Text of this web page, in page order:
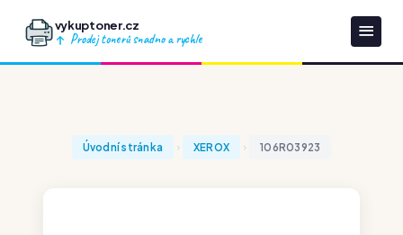
vykuptoner.cz
Prodej tonerů snadno a rychle
Úvodní stránka XEROX 106R03923